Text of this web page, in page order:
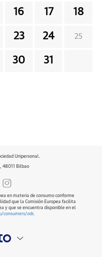
16 17 18
23 24 25
30 31
Unipersonal.
48011 Bilbao
en materia de consumo conforme
que la Comisión Europea facilita
y que se encuentra disponible en el
consumers/odr.